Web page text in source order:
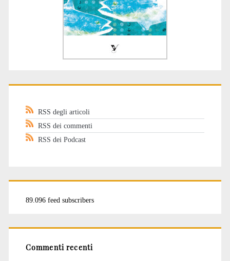
RSS degli articoli
RSS dei commenti
RSS dei Podcast
89.096 feed subscribers
Commenti recenti